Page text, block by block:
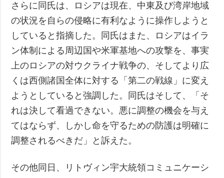
さらに同氏は、ロシアは現在、中東及び湾岸地域
の状況を自らの侵略に有利なように操作しようと
していると指摘した。同氏はまた、ロシアはイラ
ン体制による周辺国や米軍基地への攻撃を、事実
上のロシアの対ウクライナ戦争の、そしてより広
くは西側諸国全体に対する「第二の戦線」に変え
ようとしていると強調した。同氏はそして、「そ
れは決して看過できない。悪に調整の機会を与え
てはならず、しかし命を守るための防護は明確に
調整されるべきだ」と訴えた。
その他同日、リトヴィン宇大統領コミュニケーシ